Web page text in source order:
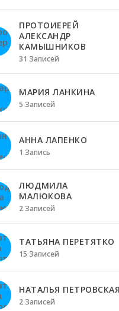
ПРОТОИЕРЕЙ
АЛЕКСАНДР
КАМЫШНИКОВ
31 Записей
МАРИЯ ЛАНКИНА
5 Записей
АННА ЛАПЕНКО
1 Запись
ЛЮДМИЛА
МАЛЮКОВА
2 Записей
ТАТЬЯНА ПЕРЕТЯТКО
15 Записей
НАТАЛЬЯ ПЕТРОВСКАЯ
2 Записей